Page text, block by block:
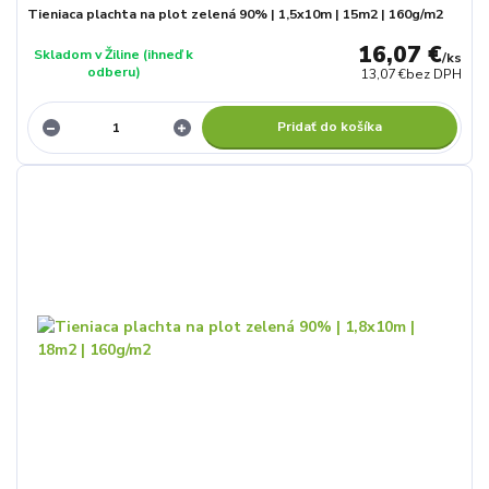
Tieniaca plachta na plot zelená 90% | 1,5x10m | 15m2 | 160g/m2
16,07 €/ks
13,07 €bez DPH
Skladom v Žiline (ihneď k
odberu)
Pridať do košíka